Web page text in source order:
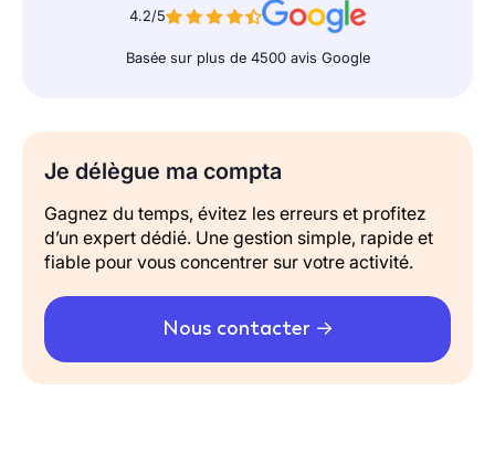
4.2/5
Basée sur plus de 4500 avis Google
Je délègue ma compta
Gagnez du temps, évitez les erreurs et profitez
d’un expert dédié. Une gestion simple, rapide et
fiable pour vous concentrer sur votre activité.
Nous contacter